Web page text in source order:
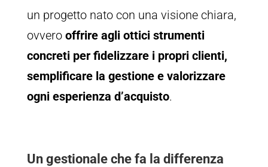
un progetto nato con una visione chiara,
ovvero offrire agli ottici strumenti
concreti per fidelizzare i propri clienti,
semplificare la gestione e valorizzare
ogni esperienza d’acquisto.
Un gestionale che fa la differenza